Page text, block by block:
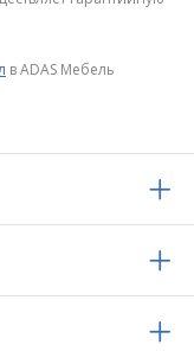
в ADAS Мебель